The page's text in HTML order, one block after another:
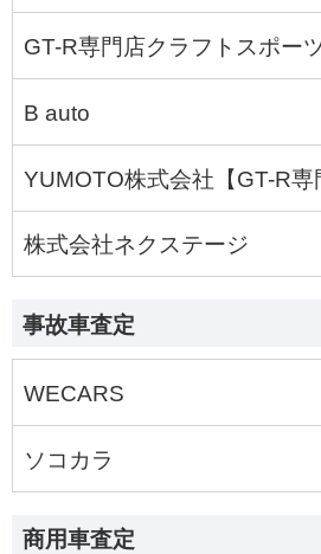
GT-R専門店クラフトスポー
B auto
YUMOTO株式会社【GT-R専
株式会社ネクステージ
事故車査定
WECARS
ソコカラ
商用車査定